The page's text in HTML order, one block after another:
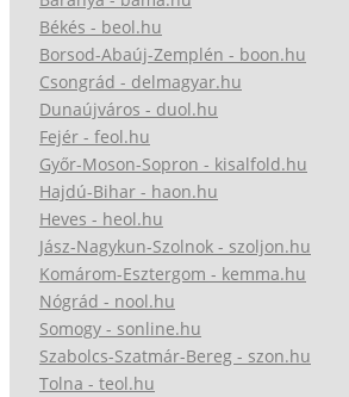
Békés - beol.hu
Borsod-Abaúj-Zemplén - boon.hu
Csongrád - delmagyar.hu
Dunaújváros - duol.hu
Fejér - feol.hu
Győr-Moson-Sopron - kisalfold.hu
Hajdú-Bihar - haon.hu
Heves - heol.hu
Jász-Nagykun-Szolnok - szoljon.hu
Komárom-Esztergom - kemma.hu
Nógrád - nool.hu
Somogy - sonline.hu
Szabolcs-Szatmár-Bereg - szon.hu
Tolna - teol.hu